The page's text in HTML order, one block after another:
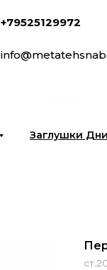
+79525129972
Заглушки